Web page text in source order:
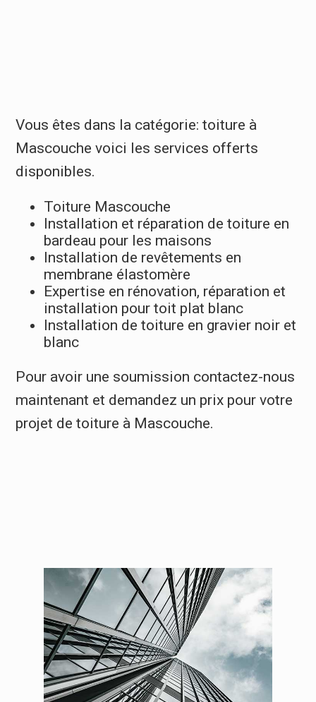
Vous êtes dans la catégorie: toiture à
Mascouche voici les services offerts
disponibles.
Toiture Mascouche
Installation et réparation de toiture en
bardeau pour les maisons
Installation de revêtements en
membrane élastomère
Expertise en rénovation, réparation et
installation pour toit plat blanc
Installation de toiture en gravier noir et
blanc
Pour avoir une soumission contactez-nous
maintenant et demandez un prix pour votre
projet de toiture à Mascouche.